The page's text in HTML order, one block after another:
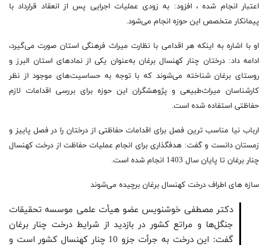
اعتبار انجام شده ، افزود: به زودی عملیات اجرایی پس از انعقاد قرارداد با
پیمانکار متخصص این حوزه انجام می‌شود.
او با اشاره به اینکه هر اقدامی با نظارت میراث فرهنگی استان صورت می‌گیرد،
ادامه داد: درختان چنار کهنسال برغان به‌عنوان‌ یکی از نمادهای استان البرز و
روستای برغان شناخته می‌شوند که با توجه به حساسیت‌های موجود از نظر
کارشناسان میراث‌طبیعی و پژوهشگران این حوزه برای بررسی اقدامات لازم
حفاظتی استفاده شده است.
ارباب نیا مناسب ترین فصل برای اقدامات حفاظتی از درختان را در فصل پاییز و
زمستان دانست و گفت: هدفگذاری برای انجام عملیات حفاظت از درخت کهنسال
چنار برغان تا پایان سال 1403 انجام شده است.
سازه های اطراف درخت کهنسال برغان برچیده می‌شوند
دکتر مصطفی خوشنویس عضو هیأت علمی موسسه تحقیقات
جنگل‌ها و مراتع کشور در بازدید از شرایط درخت چنار برغان
گفت: این درخت به جرأت جزو 10 چنار کهنسال کشور است و